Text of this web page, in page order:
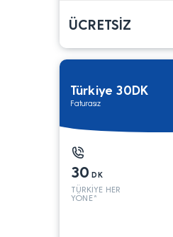
ÜCRETSİZ
Türkiye 30DK
Faturasız
30 DK
TÜRKİYE HER
YÖNE*